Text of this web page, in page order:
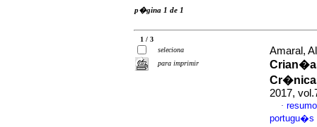
p�gina 1 de 1
1 / 3
seleciona
para imprimir
Amaral,
2017,
·
portugu�s